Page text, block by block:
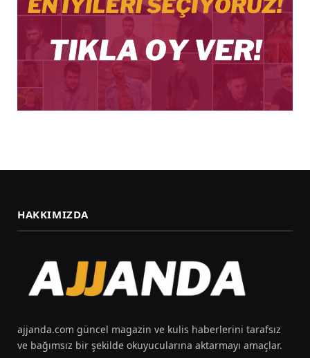
HAKKIMIZDA
ajjanda.com güncel magazin ve kulis haberlerini tarafsız
ve bağımsız bir şekilde okuyucularına aktarmayı amaçlar.